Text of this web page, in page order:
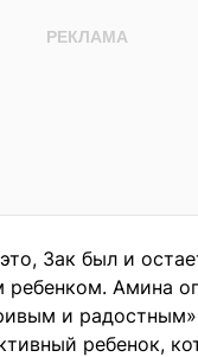
Зак был и
ребенком. Амина
и
ребенок,